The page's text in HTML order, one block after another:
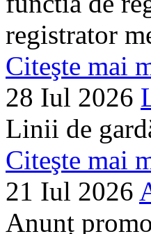
registrator
Citeşte mai
28 Iul 2026
Linii de
Citeşte mai
21 Iul 2026
Anunț